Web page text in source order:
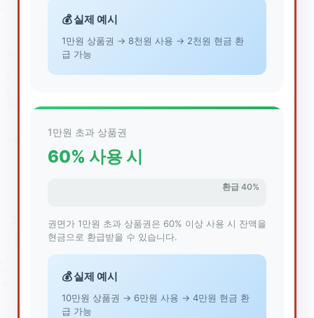
💰 실제 예시
1만원 상품권 → 8천원 사용 → 2천원 현금 환
급 가능
1만원 초과 상품권
60% 사용 시
환급 40%
권면가 1만원 초과 상품권은 60% 이상 사용 시 잔액을
현금으로 환급받을 수 있습니다.
💰 실제 예시
10만원 상품권 → 6만원 사용 → 4만원 현금 환
급 가능